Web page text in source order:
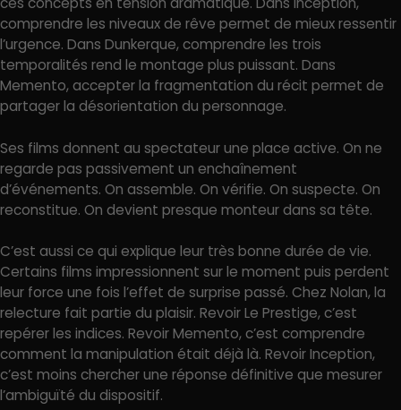
comprendre les niveaux de rêve permet de mieux ressentir
l’urgence. Dans Dunkerque, comprendre les trois
temporalités rend le montage plus puissant. Dans
Memento, accepter la fragmentation du récit permet de
partager la désorientation du personnage.
Ses films donnent au spectateur une place active. On ne
regarde pas passivement un enchaînement
d’événements. On assemble. On vérifie. On suspecte. On
reconstitue. On devient presque monteur dans sa tête.
C’est aussi ce qui explique leur très bonne durée de vie.
Certains films impressionnent sur le moment puis perdent
leur force une fois l’effet de surprise passé. Chez Nolan, la
relecture fait partie du plaisir. Revoir Le Prestige, c’est
repérer les indices. Revoir Memento, c’est comprendre
comment la manipulation était déjà là. Revoir Inception,
c’est moins chercher une réponse définitive que mesurer
l’ambiguïté du dispositif.